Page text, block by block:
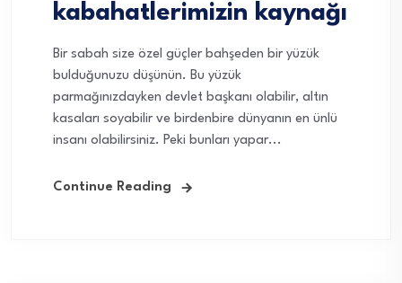
kabahatlerimizin kaynağı
Bir sabah size özel güçler bahşeden bir yüzük
bulduğunuzu düşünün. Bu yüzük
parmağınızdayken devlet başkanı olabilir, altın
kasaları soyabilir ve birdenbire dünyanın en ünlü
insanı olabilirsiniz. Peki bunları yapar...
Continue Reading